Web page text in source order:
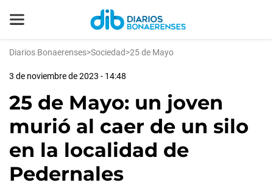
Diarios Bonaerenses>Sociedad>25 de Mayo
3 de noviembre de 2023 - 14:48
25 de Mayo: un joven
murió al caer de un silo
en la localidad de
Pedernales